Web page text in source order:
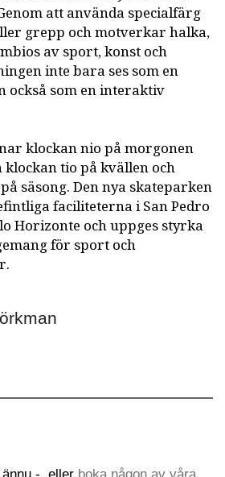
att använda specialfärg
grepp och motverkar halka,
av sport, konst och
inte bara ses som en
också som en interaktiv
klockan nio på morgonen
klockan tio på kvällen och
säsong. Den nya skateparken
faciliteterna i San Pedro
Horizonte och uppges styrka
för sport och